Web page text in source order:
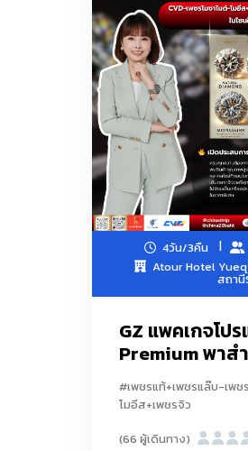
4วัน/3คืน
Atour Hotel
สถา
GZ แพคเกจโป
Premium พาส
#เพชรแท้+เพชรแล๊บ-เพ
โมอีส+เพชรจิว
(66 ผู้เดินทาง)